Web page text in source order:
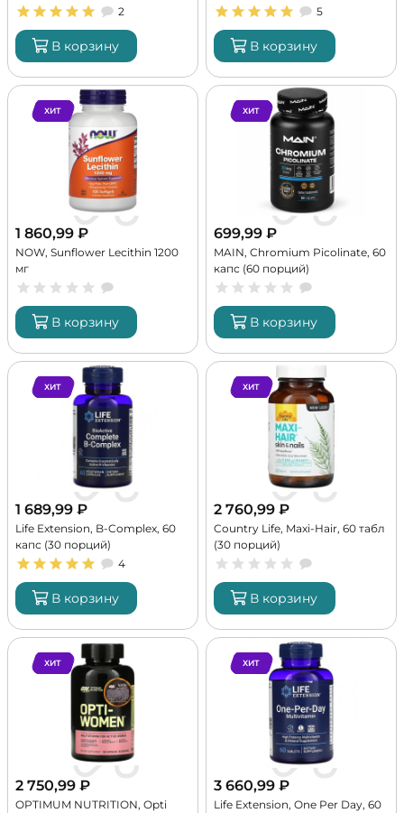
2
В корзину
5
В корзину
ХИТ
1 860,99 ₽
NOW, Sunflower Lecithin 1200
мг
В корзину
ХИТ
699,99 ₽
MAIN, Chromium Picolinate, 60
капс (60 порций)
В корзину
ХИТ
1 689,99 ₽
Life Extension, B-Complex, 60
капс (30 порций)
4
В корзину
ХИТ
2 760,99 ₽
Country Life, Maxi-Hair, 60 табл
(30 порций)
В корзину
ХИТ
2 750,99 ₽
OPTIMUM NUTRITION, Opti
ХИТ
3 660,99 ₽
Life Extension, One Per Day, 60